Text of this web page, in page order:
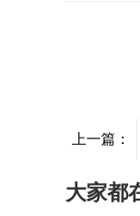
上一篇：
大家都